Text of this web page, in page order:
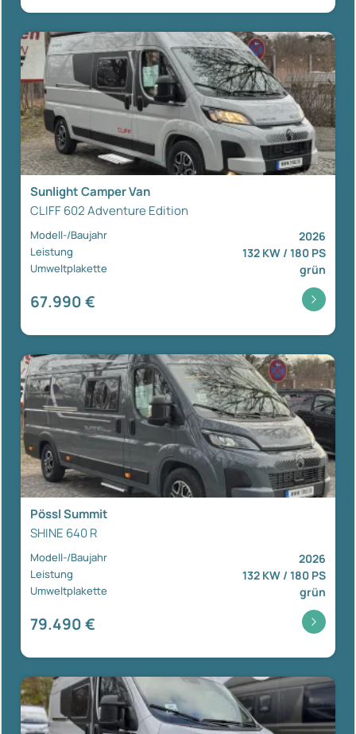
Sunlight Camper Van
CLIFF 602 Adventure Edition
Modell-/Baujahr 2026
Leistung 132 KW / 180 PS
Umweltplakette grün
67.990 €
Pössl Summit
SHINE 640 R
Modell-/Baujahr 2026
Leistung 132 KW / 180 PS
Umweltplakette grün
79.490 €